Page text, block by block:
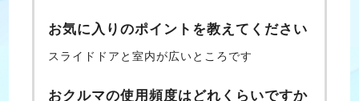
お気に入りのポイントを教えてください
スライドドアと室内が広いところです
おクルマの使用頻度はどれくらいですか